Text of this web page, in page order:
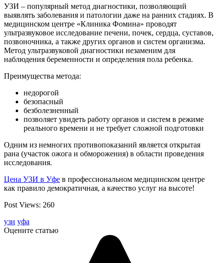
УЗИ – популярный метод диагностики, позволяющий
выявлять заболевания и патологии даже на ранних стадиях. В
медицинском центре «Клиника Фомина» проводят
ультразвуковое исследование печени, почек, сердца, суставов,
позвоночника, а также других органов и систем организма.
Метод ультразвуковой диагностики незаменим для
наблюдения беременности и определения пола ребенка.
Преимущества метода:
недорогой
безопасный
безболезненный
позволяет увидеть работу органов и систем в режиме
реального времени и не требует сложной подготовки
Одним из немногих противопоказаний является открытая
рана (участок ожога и обморожения) в области проведения
исследования.
Цена УЗИ в Уфе в профессиональном медицинском центре
как правило демократичная, а качество услуг на высоте!
Post Views: 260
узи уфа
Оцените статью